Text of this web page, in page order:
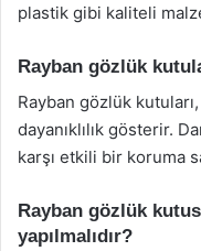
plastik gibi kaliteli
Rayban gözlük
Rayban gözlük
dayanıklılık gösterir.
karşı etkili bir koruma
Rayban gözlük
yapılmalıdır?